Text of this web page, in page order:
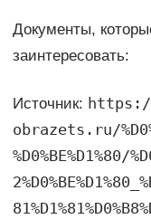
Документы,
заинтересовать:
Источник:
obrazets.ru/
%D0%BE%D1%80/